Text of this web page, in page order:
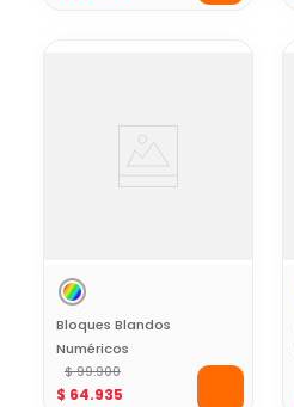
Bloques Blandos
Numéricos
Conectables Baby
Mine
$ 99.900
$ 64.935